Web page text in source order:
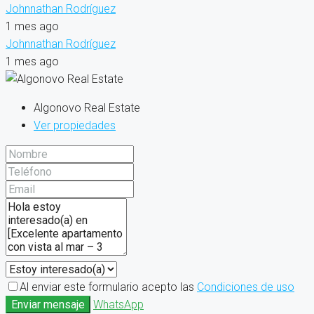
Johnnathan Rodríguez
1 mes ago
Johnnathan Rodríguez
1 mes ago
Algonovo Real Estate
Ver propiedades
Al enviar este formulario acepto las Condiciones de uso
Enviar mensaje
WhatsApp